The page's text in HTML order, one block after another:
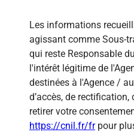
Les informations
agissant comme Sous-
qui reste Responsable
l'intérêt légitime de
destinées à l'Agence /
d’accès, de
retirer votre
https://cnil.fr/frpour